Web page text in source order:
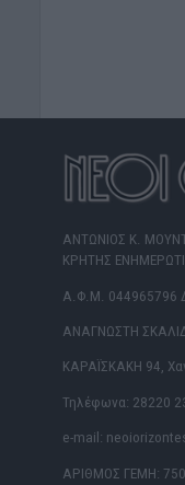
ΑΝΤΩΝΙΟΣ Κ.
ΚΡΗΤΗΣ
Α.Φ.Μ. 044965796
ΑΝΑΓΝΩΣΤΗ
ΚΑΡΑΪΣΚΑΚΗ 94,
Τηλέφωνα: 28220
e-mail:
ΑΡΙΘΜΟΣ ΓΕΜΗ: